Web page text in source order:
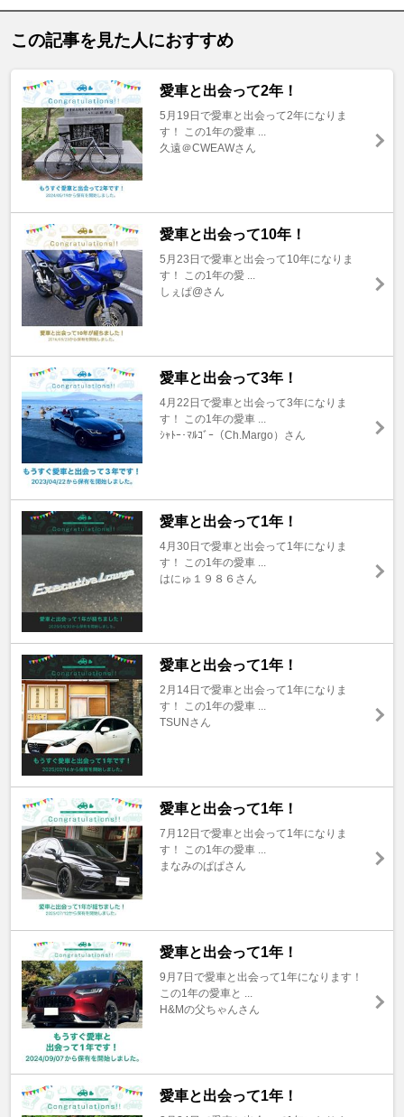
この記事を見た人におすすめ
愛車と出会って2年！
5月19日で愛車と出会って2年になりま
す！ この1年の愛車 ...
久遠＠CWEAWさん
愛車と出会って10年！
5月23日で愛車と出会って10年になりま
す！ この1年の愛 ...
しぇぱ@さん
愛車と出会って3年！
4月22日で愛車と出会って3年になりま
す！ この1年の愛車 ...
ｼｬﾄｰ･ﾏﾙｺﾞｰ（Ch.Margo）さん
愛車と出会って1年！
4月30日で愛車と出会って1年になりま
す！ この1年の愛車 ...
はにゅ１９８６さん
愛車と出会って1年！
2月14日で愛車と出会って1年になりま
す！ この1年の愛車 ...
TSUNさん
愛車と出会って1年！
7月12日で愛車と出会って1年になりま
す！ この1年の愛車 ...
まなみのぱぱさん
愛車と出会って1年！
9月7日で愛車と出会って1年になります！
この1年の愛車と ...
H&Mの父ちゃんさん
愛車と出会って1年！